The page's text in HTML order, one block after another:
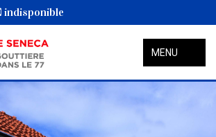
indisponible
MENU